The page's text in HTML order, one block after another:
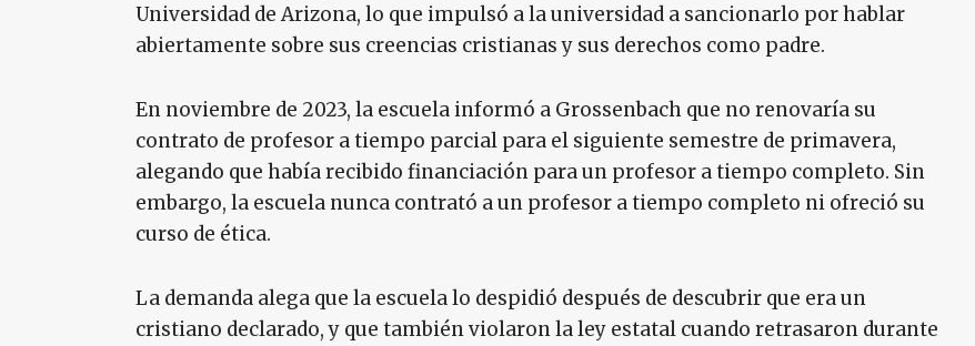
Universidad de Arizona, lo que impulsó a la universidad a sancionarlo por hablar
abiertamente sobre sus creencias cristianas y sus derechos como padre.
En noviembre de 2023, la escuela informó a Grossenbach que no renovaría su
contrato de profesor a tiempo parcial para el siguiente semestre de primavera,
alegando que había recibido financiación para un profesor a tiempo completo. Sin
embargo, la escuela nunca contrató a un profesor a tiempo completo ni ofreció su
curso de ética.
La demanda alega que la escuela lo despidió después de descubrir que era un
cristiano declarado, y que también violaron la ley estatal cuando retrasaron durante